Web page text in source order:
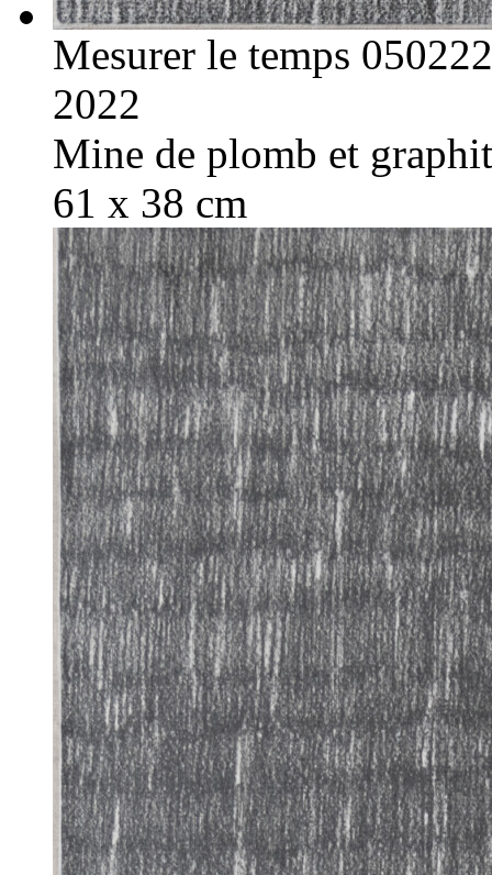
Mesurer le temps 050222
2022
Mine de plomb et
61 x 38 cm